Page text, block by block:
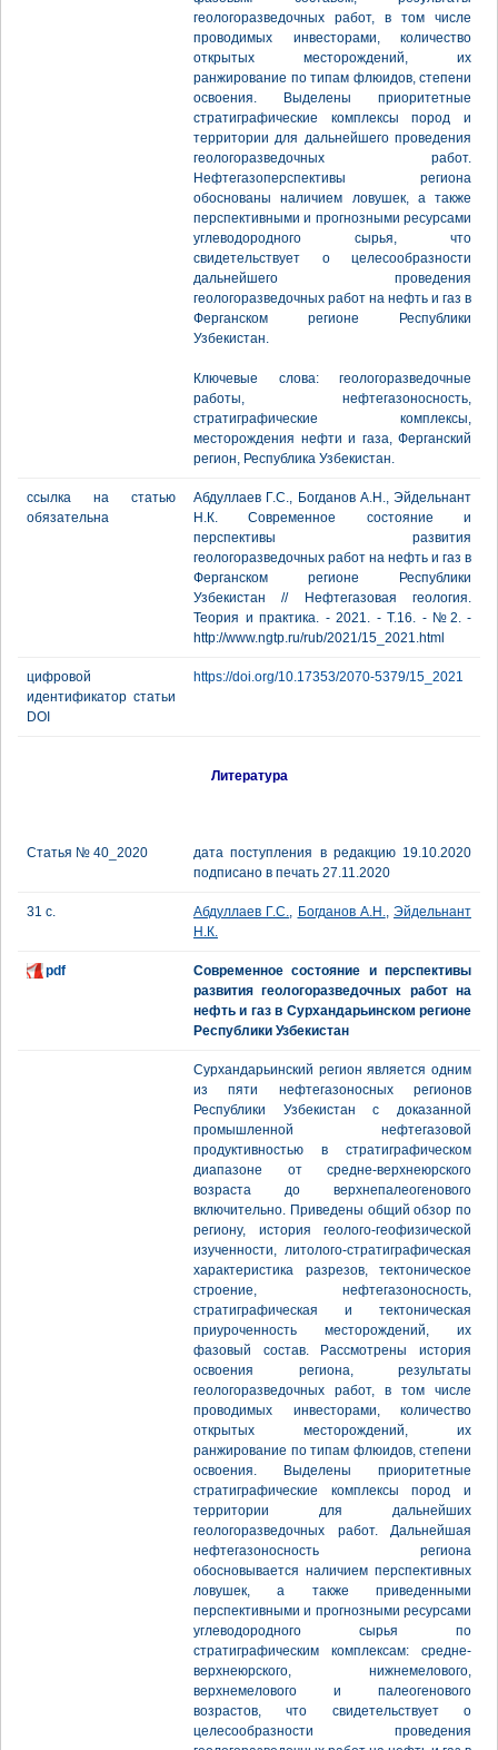
геологоразведочных работ, в том числе
проводимых инвесторами, количество
открытых месторождений, их
ранжирование по типам флюидов, степени
освоения. Выделены приоритетные
стратиграфические комплексы пород и
территории для дальнейшего проведения
геологоразведочных работ.
Нефтегазоперспективы региона
обоснованы наличием ловушек, а также
перспективными и прогнозными ресурсами
углеводородного сырья, что
свидетельствует о целесообразности
дальнейшего проведения
геологоразведочных работ на нефть и газ в
Ферганском регионе Республики
Узбекистан.
Ключевые слова: геологоразведочные
работы, нефтегазоносность,
стратиграфические комплексы,
месторождения нефти и газа, Ферганский
регион, Республика Узбекистан.
ссылка на статью
обязательна
Абдуллаев Г.С., Богданов А.Н., Эйдельнант
Н.К. Cовременное состояние и
перспективы развития
геологоразведочных работ на нефть и газ в
Ферганском регионе Республики
Узбекистан // Нефтегазовая геология.
Теория и практика. - 2021. - Т.16. - №2. -
http://www.ngtp.ru/rub/2021/15_2021.html
цифровой
идентификатор статьи
DOI
https://doi.org/10.17353/2070-5379/15_2021
Литература
Статья № 40_2020
дата поступления в редакцию 19.10.2020
подписано в печать 27.11.2020
31 с. Абдуллаев Г.С., Богданов А.Н., Эйдельнант
Н.К.
pdf
Современное состояние и перспективы
развития геологоразведочных работ на
нефть и газ в Сурхандарьинском регионе
Республики Узбекистан
Сурхандарьинский регион является одним
из пяти нефтегазоносных регионов
Республики Узбекистан с доказанной
промышленной нефтегазовой
продуктивностью в стратиграфическом
диапазоне от средне-верхнеюрского
возраста до верхнепалеогенового
включительно. Приведены общий обзор по
региону, история геолого-геофизической
изученности, литолого-стратиграфическая
характеристика разрезов, тектоническое
строение, нефтегазоносность,
стратиграфическая и тектоническая
приуроченность месторождений, их
фазовый состав. Рассмотрены история
освоения региона, результаты
геологоразведочных работ, в том числе
проводимых инвесторами, количество
открытых месторождений, их
ранжирование по типам флюидов, степени
освоения. Выделены приоритетные
стратиграфические комплексы пород и
территории для дальнейших
геологоразведочных работ. Дальнейшая
нефтегазоносность региона
обосновывается наличием перспективных
ловушек, а также приведенными
перспективными и прогнозными ресурсами
углеводородного сырья по
стратиграфическим комплексам: средне-
верхнеюрского, нижнемелового,
верхнемелового и палеогенового
возрастов, что свидетельствует о
целесообразности проведения